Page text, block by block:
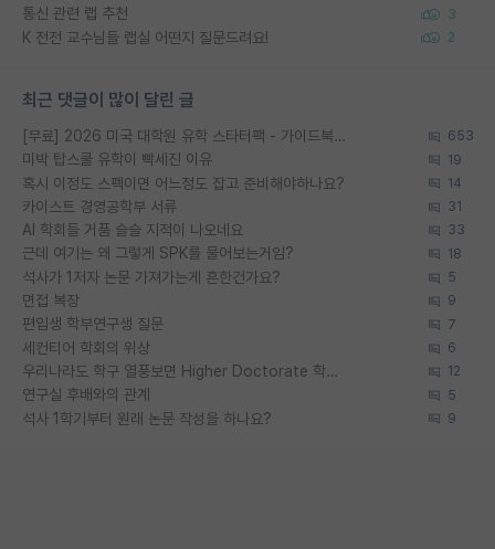
통신 관련 랩 추천 3
K 전전 교수님들 랩실 어떤지 질문드려요! 2
최근 댓글이 많이 달린 글
[무료] 2026 미국 대학원 유학 스타터팩 - 가이드북 & 합격자 컨택메일 템플릿 653
미박 탑스쿨 유학이 빡세진 이유 19
혹시 이정도 스펙이면 어느정도 잡고 준비해야하나요? 14
카이스트 경영공학부 서류 31
AI 학회들 거품 슬슬 지적이 나오네요 33
근데 여기는 왜 그렇게 SPK를 물어보는거임? 18
석사가 1저자 논문 가져가는게 흔한건가요? 5
면접 복장 9
편입생 학부연구생 질문 7
세컨티어 학회의 위상 6
우리나라도 학구 열풍보면 Higher Doctorate 학위가 필요하다고 봅니다. 12
연구실 후배와의 관계 5
석사 1학기부터 원래 논문 작성을 하나요? 9